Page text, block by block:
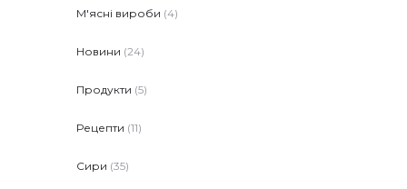
М'ясні вироби (4)
Новини (24)
Продукти (5)
Рецепти (11)
Сири (35)